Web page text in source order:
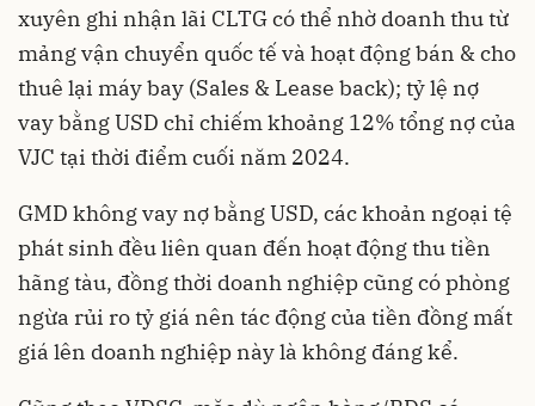
xuyên ghi nhận lãi CLTG có thể nhờ doanh thu từ
mảng vận chuyển quốc tế và hoạt động bán & cho
thuê lại máy bay (Sales & Lease back); tỷ lệ nợ
vay bằng USD chỉ chiếm khoảng 12% tổng nợ của
VJC tại thời điểm cuối năm 2024.
GMD không vay nợ bằng USD, các khoản ngoại tệ
phát sinh đều liên quan đến hoạt động thu tiền
hãng tàu, đồng thời doanh nghiệp cũng có phòng
ngừa rủi ro tỷ giá nên tác động của tiền đồng mất
giá lên doanh nghiệp này là không đáng kể.